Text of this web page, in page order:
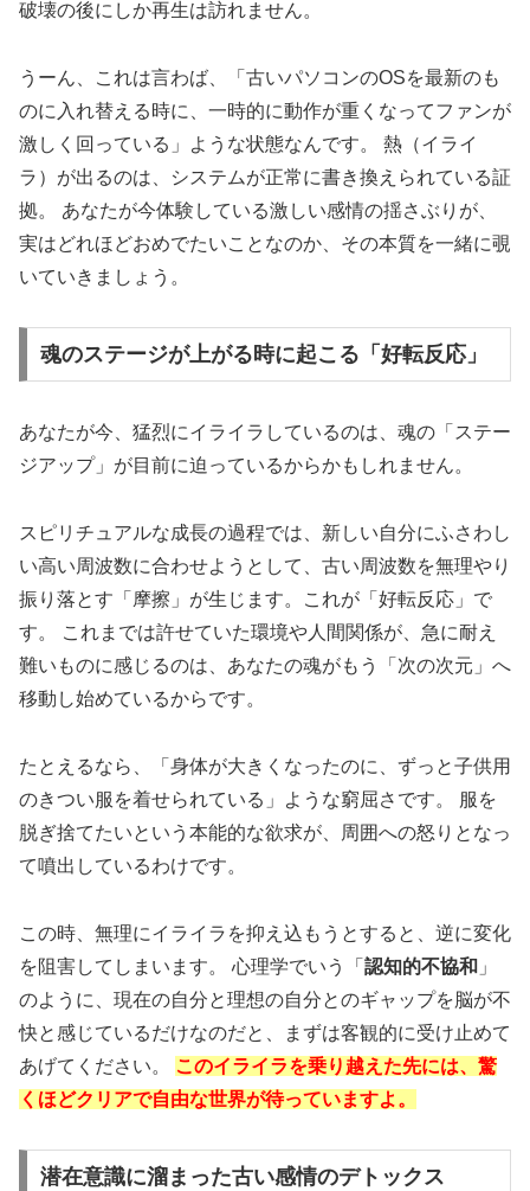
破壊の後にしか再生は訪れません。
うーん、これは言わば、
「古いパソコンのOSを最新のも
のに入れ替える時に、一時的に動作が重くなってファンが
激しく回っている」ような状態なんです。 熱（イライ
ラ）が出るのは、システムが正常に書き換えられている証
拠。 あなたが今体験している激しい感情の揺さぶりが、
実はどれほどおめでたいことなのか、その本質を一緒に覗
いていきましょう。
魂のステージが上がる時に起こる「好転反応」
あなたが今、猛烈にイライラしているのは、魂の「ステー
ジアップ」が目前に迫っているからかもしれません。
スピリチュアルな成長の過程では、新しい自分にふさわし
い高い周波数に合わせようとして、古い周波数を無理やり
振り落とす「摩擦」が生じます。これが「好転反応」で
す。 これまでは許せていた環境や人間関係が、急に耐え
難いものに感じるのは、あなたの魂がもう「次の次元」へ
移動し始めているからです。
たとえるなら、
「身体が大きくなったのに、ずっと子供用
のきつい服を着せられている」ような窮屈さ です。 服を
脱ぎ捨てたいという本能的な欲求が、周囲への怒りとなっ
て噴出しているわけです。
この時、無理にイライラを抑え込もうとすると、逆に変化
を阻害してしまいます。 心理学でいう「 認知的不協和 」
のように、現在の自分と理想の自分とのギャップを脳が不
快と感じているだけなのだと、まずは客観的に受け止めて
あげてください。 このイライラを乗り越えた先には、驚
くほどクリアで自由な世界が待っていますよ。
潜在意識に溜まった古い感情のデトックス